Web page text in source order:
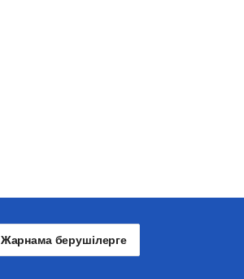
Жарнама берушілерге